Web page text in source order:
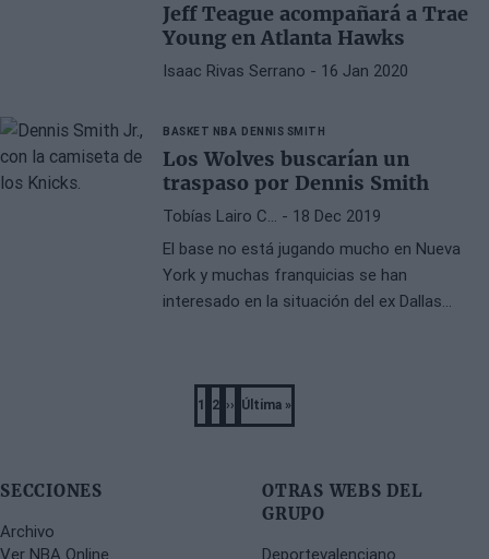
Jeff Teague acompañará a Trae
Young en Atlanta Hawks
Isaac Rivas Serrano - 16 Jan 2020
BASKET NBA DENNIS SMITH
Los Wolves buscarían un
traspaso por Dennis Smith
Tobías Lairo C… - 18 Dec 2019
El base no está jugando mucho en Nueva
York y muchas franquicias se han
interesado en la situación del ex Dallas
Página
1
Página
2
Next
››
Last
Última »
SECCIONES
Archivo
Ver NBA Online
OTRAS WEBS DEL
GRUPO
Deportevalenciano